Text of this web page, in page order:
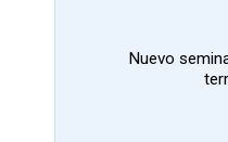
Nuevo